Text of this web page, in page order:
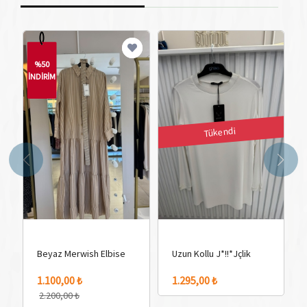
%50
İNDİRİM
Beyaz Merwish Elbise
1.100,00 ₺
2.200,00 ₺
Tükendi
Uzun Kollu J*!!*Jçlik
1.295,00 ₺